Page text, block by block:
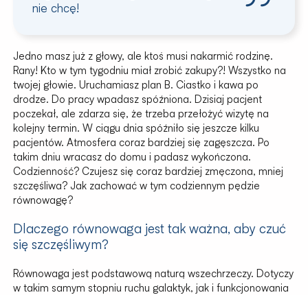
nie chcę!
Jedno masz już z głowy, ale ktoś musi nakarmić rodzinę.
Rany! Kto w tym tygodniu miał zrobić zakupy?! Wszystko na
twojej głowie. Uruchamiasz plan B. Ciastko i kawa po
drodze. Do pracy wpadasz spóźniona. Dzisiaj pacjent
poczekał, ale zdarza się, że trzeba przełożyć wizytę na
kolejny termin. W ciągu dnia spóźniło się jeszcze kilku
pacjentów. Atmosfera coraz bardziej się zagęszcza. Po
takim dniu wracasz do domu i padasz wykończona.
Codzienność? Czujesz się coraz bardziej zmęczona, mniej
szczęśliwa? Jak zachować w tym codziennym pędzie
równowagę?
Dlaczego równowaga jest tak ważna, aby czuć
się szczęśliwym?
Równowaga jest podstawową naturą wszechrzeczy. Dotyczy
w takim samym stopniu ruchu galaktyk, jak i funkcjonowania